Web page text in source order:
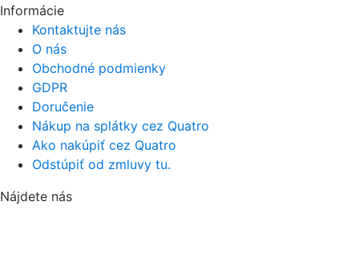
Informácie
Kontaktujte nás
O nás
Obchodné podmienky
GDPR
Doručenie
Nákup na splátky cez Quatro
Ako nakúpiť cez Quatro
Odstúpiť od zmluvy tu.
Nájdete nás